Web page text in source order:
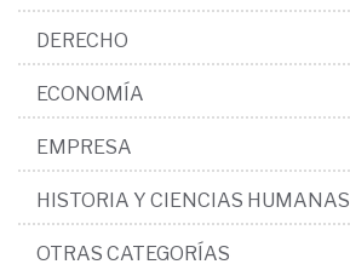
DERECHO
ECONOMÍA
EMPRESA
HISTORIA Y CIENCIAS HUMANAS
OTRAS CATEGORÍAS